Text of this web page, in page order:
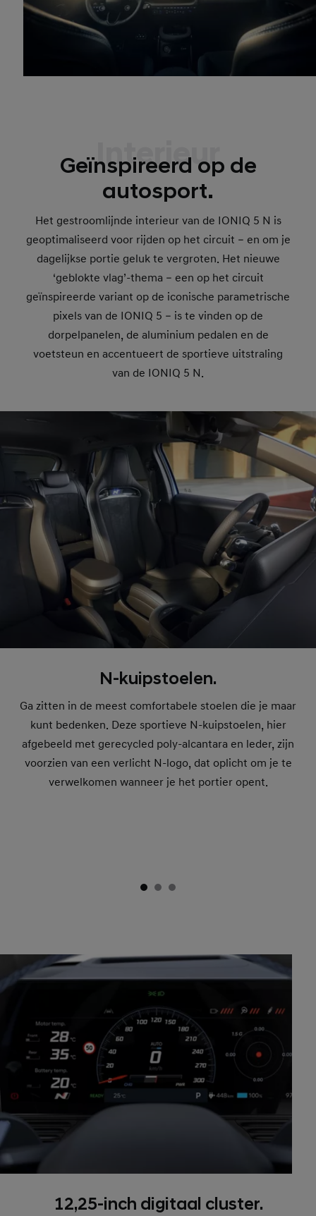
Interieur
Geïnspireerd op de
autosport.
Het gestroomlijnde interieur van de IONIQ 5 N is
geoptimaliseerd voor rijden op het circuit – en om je
dagelijkse portie geluk te vergroten. Het nieuwe
‘geblokte vlag’-thema – een op het circuit
geïnspireerde variant op de iconische parametrische
pixels van de IONIQ 5 – is te vinden op de
dorpelpanelen, de aluminium pedalen en de
voetsteun en accentueert de sportieve uitstraling
van de IONIQ 5 N.
N-kuipstoelen.
Ga zitten in de meest comfortabele stoelen die je maar
kunt bedenken. Deze sportieve N-kuipstoelen, hier
afgebeeld met gerecycled poly-alcantara en leder, zijn
voorzien van een verlicht N-logo, dat oplicht om je te
verwelkomen wanneer je het portier opent.
12,25-inch digitaal cluster.